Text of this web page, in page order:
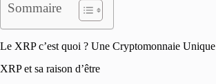
Sommaire
Le XRP c’est quoi ? Une Cryptomonnaie Unique
XRP et sa raison d’être